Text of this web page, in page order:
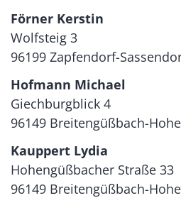
Förner Kerstin
Wolfsteig 3
96199 Zapfendorf-
Hofmann Michael
Giechburgblick 4
96149 Breitengüßbach-
Kauppert Lydia
Hohengüßbacher Straße 33
96149 Breitengüßbach-